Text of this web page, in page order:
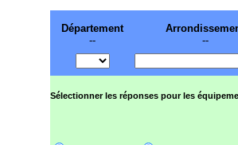
Département
--
--
Sélectionner les réponses pour les